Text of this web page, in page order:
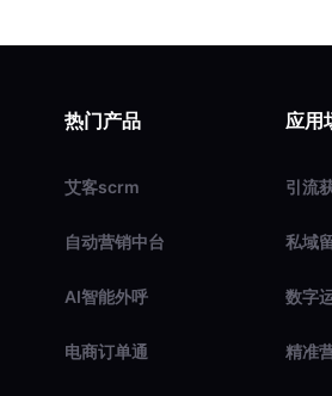
热门产品
艾客scrm
自动营销中台
AI智能外呼
电商订单通
应用
引流
私域
数字
精准